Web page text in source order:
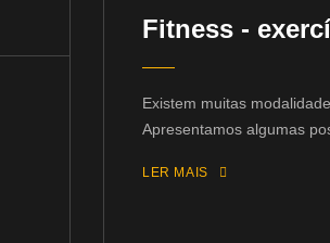
Fitness -
Existem muitas
Apresentamos algumas
LER MAIS